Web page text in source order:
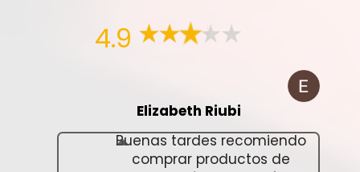
4.9
Elizabeth Riubi
Buenas tardes recomiendo
comprar productos de